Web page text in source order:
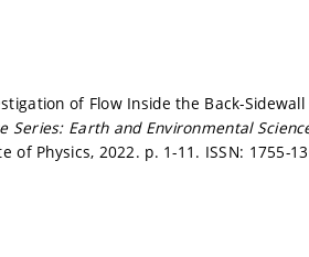
of Flow Inside the Back-
Series: Earth and Environmental
of Physics, 2022. p. 1-11. ISSN: 1755-